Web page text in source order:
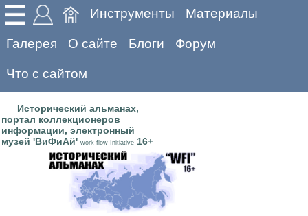
Инструменты Материалы
Галерея О сайте Блоги Форум
Что с сайтом
Исторический альманах,
портал коллекционеров
информации, электронный
музей 'ВиФиАй' work-flow-Initiative 16+